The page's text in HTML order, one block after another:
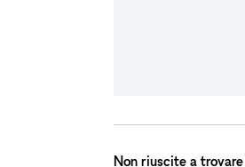
Non riuscite a